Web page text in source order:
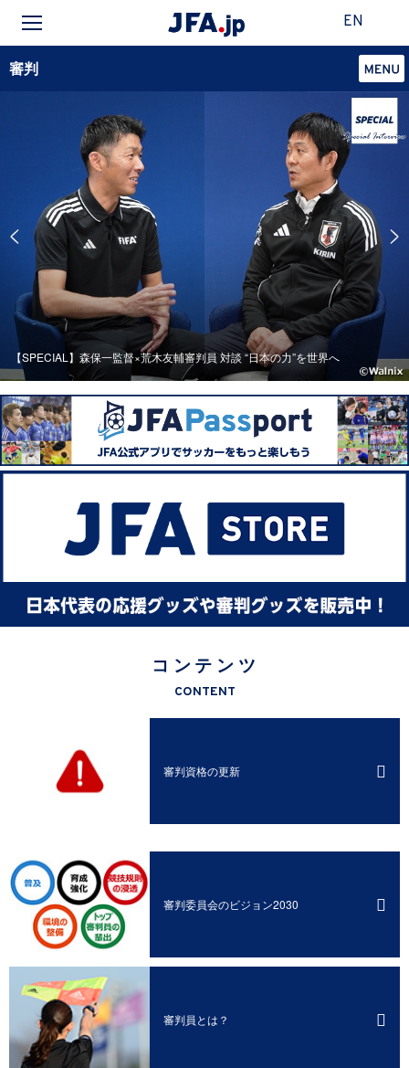
EN
審判
【SPECIAL】森保一監督×荒木友輔審判員 対談 “日本の力”を世界へ
コンテンツ
CONTENT
審判資格の更新
審判委員会のビジョン2030
審判員とは？